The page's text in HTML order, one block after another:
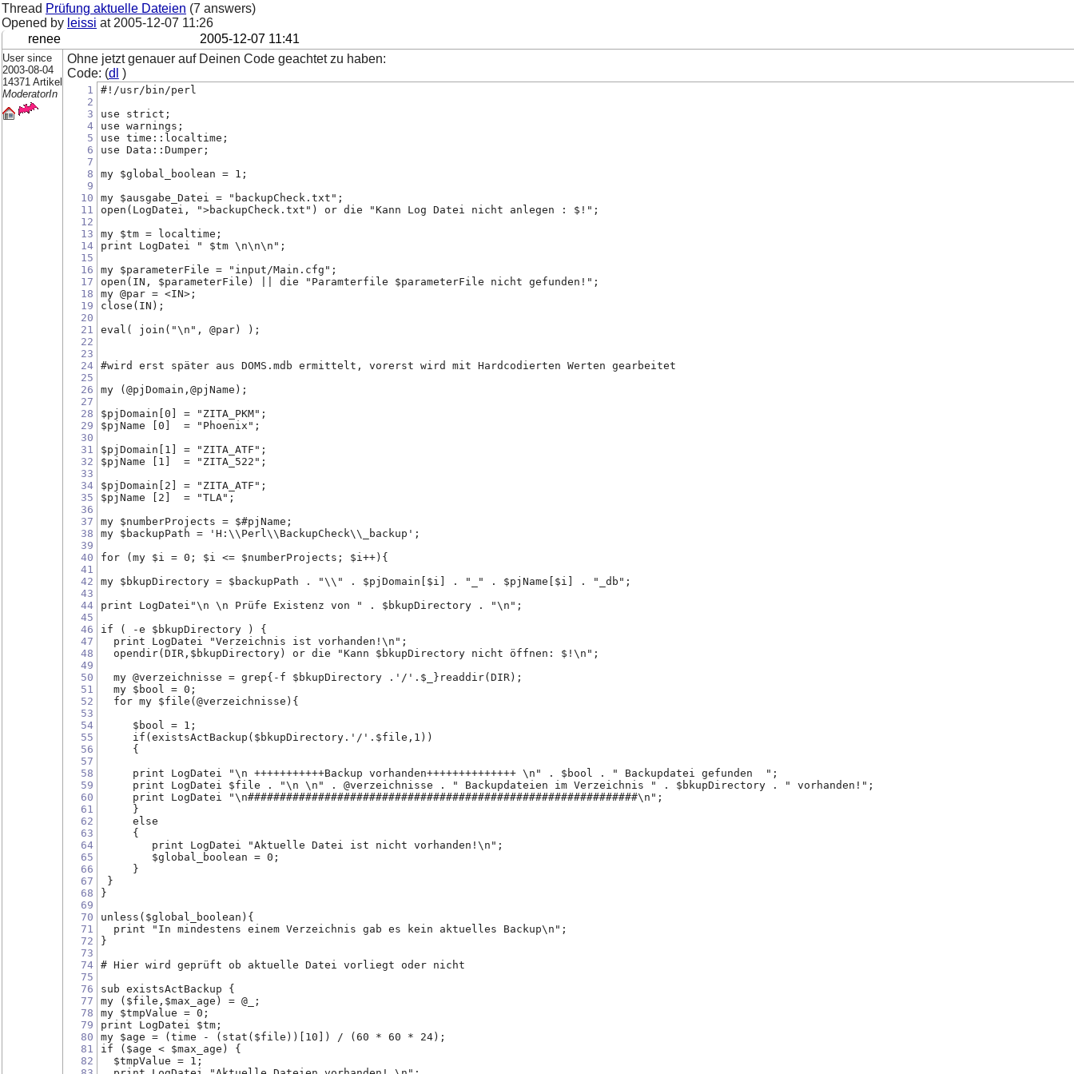
Thread Prüfung aktuelle Dateien (7 answers)
Opened by leissi at 2005-12-07 11:26
renee
2005-12-07 11:41
User since
2003-08-04
14371 Artikel
ModeratorIn
Ohne jetzt genauer auf Deinen Code geachtet zu haben:
Code: (dl )
1
2
3
4
5
6
7
8
9
10
11
12
13
14
15
16
17
18
19
20
21
22
23
24
25
26
27
28
29
30
31
32
33
34
35
36
37
38
39
40
41
42
43
44
45
46
47
48
49
50
51
52
53
54
55
56
57
58
59
60
61
62
63
64
65
66
67
68
69
70
71
72
73
74
75
76
77
78
79
80
81
82
#!/usr/bin/perl
use strict;
use warnings;
use time::localtime;
use Data::Dumper;
my $global_boolean = 1;
my $ausgabe_Datei = "backupCheck.txt";
open(LogDatei, ">backupCheck.txt") or die "Kann Log Datei nicht anlegen : $!";
my $tm = localtime;
print LogDatei " $tm \n\n\n";
my $parameterFile = "input/
open(IN, $parameterFile) || die "Paramterfile $parameterFile nicht gefunden!";
my @par = <IN>;
close(IN);
eval( join("\n", @par) );
#wird erst später aus DOMS.mdb ermittelt, vorerst wird mit Hardcodierten Werten gearbeitet
my (@pjDomain,@pjName);
$pjDomain[0] = "ZITA_PKM";
$pjName [0]  = "Phoenix";
$pjDomain[1] = "ZITA_ATF";
$pjName [1]  = "ZITA_522";
$pjDomain[2] = "ZITA_ATF";
$pjName [2]  = "TLA";
my $numberProjects = $#pjName;
my $backupPath = 'H:\\Perl\\BackupCheck\\_backup';
for (my $i = 0; $i <= $numberProjects; $i++){
my $bkupDirectory = $backupPath . "\\" . $pjDomain[$i] . "_" . $pjName[$i] . "_db";
print LogDatei"\n \n Prüfe Existenz von " . $bkupDirectory . "\n";
if ( -e $bkupDirectory ) {
  print LogDatei "Verzeichnis ist vorhanden!\n";
  opendir(DIR,$bkupDirectory) or die "Kann $bkupDirectory nicht öffnen: $!\n";
  my @verzeichnisse = grep{-f $bkupDirectory .'/'.$_}readdir(DIR);
  my $bool = 0;
  for my $file(@verzeichnisse){
     $bool = 1;
     if(existsActBackup($bkupDirectory.'/'.$file,1))
     {
     print LogDatei "\n +++++++++++Backup vorhanden++++++++++++++ \n" . $bool . " Backupdatei gefunden  ";
     print LogDatei $file . "\n \n" . @verzeichnisse . " Backupdateien im Verzeichnis " . $bkupDirectory . " vorhanden!";
     print LogDatei "\n#############################################################\n";
     }
     else
     {
        print LogDatei "Aktuelle Datei ist nicht vorhanden!\n";
        $global_boolean = 0;
     }
}
}
unless($global_boolean){
  print "In mindestens einem Verzeichnis gab es kein aktuelles Backup\n";
}
# Hier wird geprüft ob aktuelle Datei vorliegt oder nicht
sub existsActBackup {
my ($file,$max_age) = @_;
my $tmpValue = 0;
print LogDatei $tm;
my $age = (time - (stat($file))[10]) / (60 * 60 * 24);
if ($age < $max_age) {
  $tmpValue = 1;